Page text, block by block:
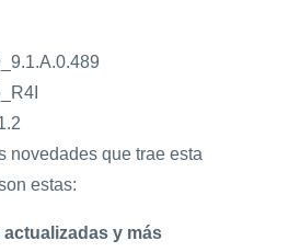
novedades que trae esta
estas:
y más